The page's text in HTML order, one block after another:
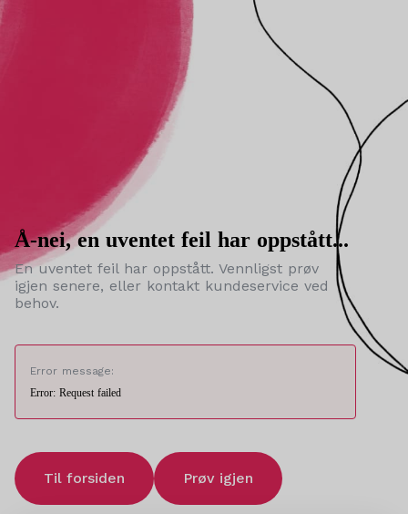
Å-nei, en uventet feil har oppstått...
En uventet feil har oppstått. Vennligst prøv
igjen senere, eller kontakt kundeservice ved
behov.
Error message:
Error: Request failed
Til forsiden Prøv igjen